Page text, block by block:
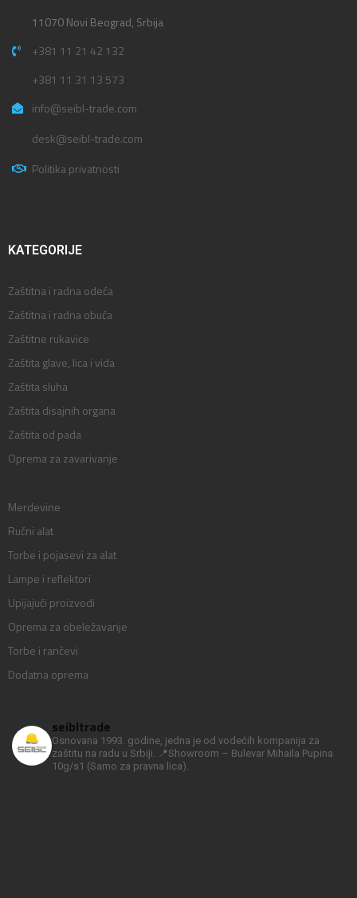
11070 Novi Beograd, Srbija
+381 11 21 42 132
+381 11 31 13 573
info@seibl-trade.com
desk@seibl-trade.com
Politika privatnosti
KATEGORIJE
Zaštitna i radna odeća
Zaštitna i radna obuća
Zaštitne rukavice
Zaštita glave, lica i vida
Zaštita sluha
Zaštita disajnih organa
Zaštita od pada
Oprema za zavarivanje
Merdevine
Ručni alat
Torbe i pojasevi za alat
Lampe i reflektori
Upijajući proizvodi
Oprema za obeležavanje
Torbe i rančevi
Dodatna oprema
seibltrade
Osnovana 1993. godine, jedna je od vodećih kompanija za
zaštitu na radu u Srbiji.
📍Showroom – Bulevar Mihaila Pupina
10g/s1 (Samo za pravna lica).